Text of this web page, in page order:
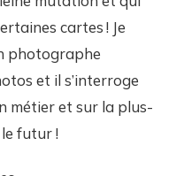
cartes ! Je
photographe
et il s’interroge
métier et sur la plus-
futur !